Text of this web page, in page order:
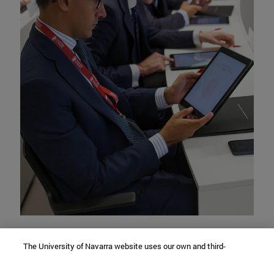
The University of Navarra website uses our own and third-